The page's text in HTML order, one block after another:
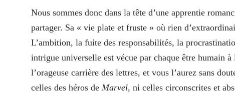
Nous sommes donc dans la tête d’une apprentie
partager. Sa « vie plate et fruste » où rien
L’ambition, la fuite des responsabilités, la
intrigue universelle est vécue par chaque être humain
l’orageuse carrière des lettres, et vous l’aurez sans
celles des héros de Marvel, ni celles circonscrites et